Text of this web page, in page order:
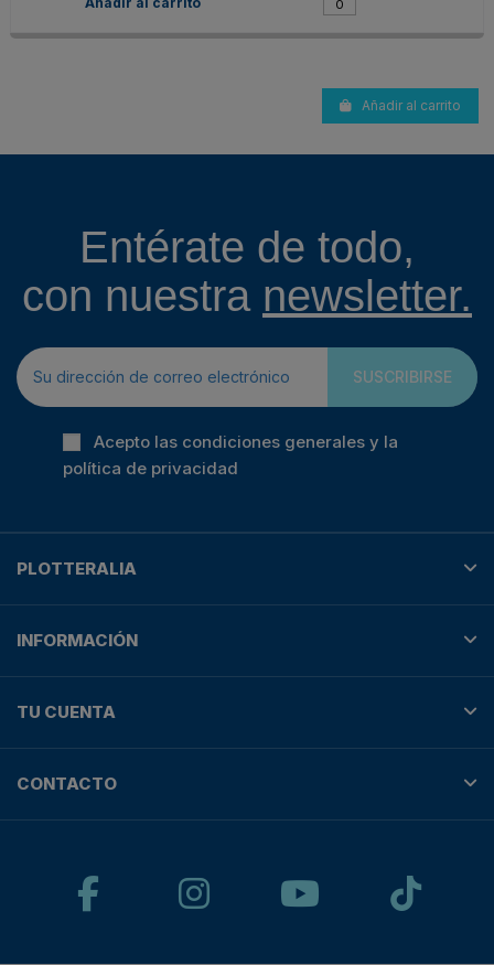
Añadir al carrito
Entérate de todo,
con nuestra newsletter.
SUSCRIBIRSE
Acepto las condiciones generales y la
política de privacidad
PLOTTERALIA
INFORMACIÓN
TU CUENTA
CONTACTO